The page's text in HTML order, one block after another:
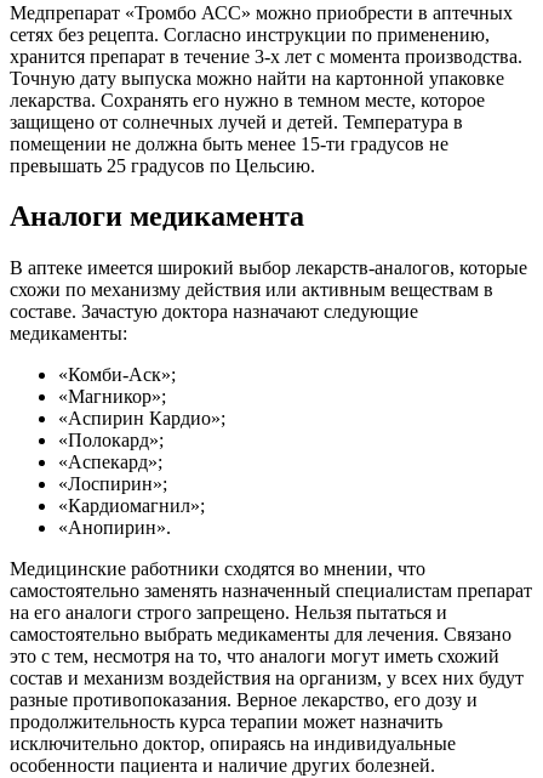
Медпрепарат «Тромбо АСС» можно приобрести в аптечных
сетях без рецепта. Согласно инструкции по применению,
хранится препарат в течение 3-х лет с момента производства.
Точную дату выпуска можно найти на картонной упаковке
лекарства. Сохранять его нужно в темном месте, которое
защищено от солнечных лучей и детей. Температура в
помещении не должна быть менее 15-ти градусов не
превышать 25 градусов по Цельсию.
Аналоги медикамента
В аптеке имеется широкий выбор лекарств-аналогов, которые
схожи по механизму действия или активным веществам в
составе. Зачастую доктора назначают следующие
медикаменты:
«Комби-Аск»;
«Магникор»;
«Аспирин Кардио»;
«Полокард»;
«Аспекард»;
«Лоспирин»;
«Кардиомагнил»;
«Анопирин».
Медицинские работники сходятся во мнении, что
самостоятельно заменять назначенный специалистам препарат
на его аналоги строго запрещено. Нельзя пытаться и
самостоятельно выбрать медикаменты для лечения. Связано
это с тем, несмотря на то, что аналоги могут иметь схожий
состав и механизм воздействия на организм, у всех них будут
разные противопоказания. Верное лекарство, его дозу и
продолжительность курса терапии может назначить
исключительно доктор, опираясь на индивидуальные
особенности пациента и наличие других болезней.